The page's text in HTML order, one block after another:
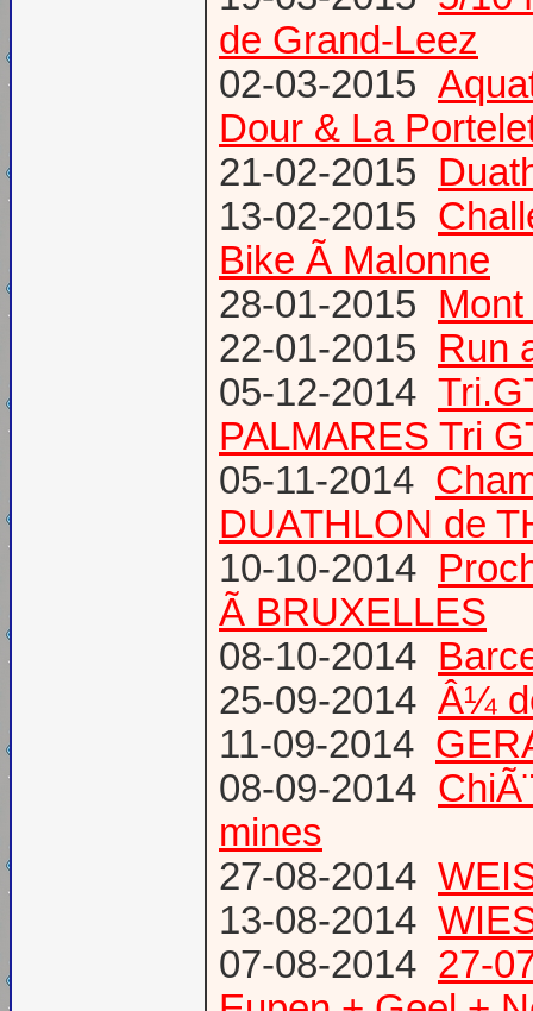
de Grand-Leez
02-03-2015
Dour & La
21-02-2015
13-02-2015
Bike Ã Malonne
28-01-2015
22-01-2015 Run
05-12-2014
PALMARES Tri
05-11-2014
DUATHLON de
10-10-2014
Ã BRUXELLES
08-10-2014
25-09-2014 Â¼
11-09-2014
08-09-2014
mines
27-08-2014
13-08-2014
07-08-2014 27-